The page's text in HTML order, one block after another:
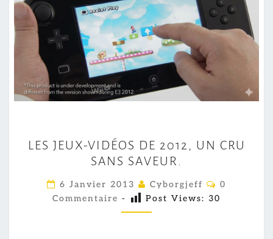
E
S
J
E
U
LES JEUX-VIDÉOS DE 2012, UN CRU
SANS SAVEUR.
6 Janvier 2013 Cyborgjeff
C
M
0
Commentaire - Post Views: 30